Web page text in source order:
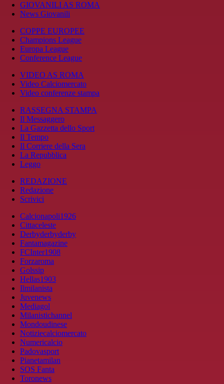
GIOVANILI AS ROMA
News Giovanili
COPPE EUROPEE
Champions League
Europa League
Conference League
VIDEO AS ROMA
Video Calciomercato
Video conferenze stampa
RASSEGNA STAMPA
Il Messaggero
La Gazzetta dello Sport
Il Tempo
Il Corriere della Sera
La Repubblica
Leggo
REDAZIONE
Redazione
Scrivici
Calcionapoli1926
Cittaceleste
Derbyderbyderby
Fantamagazine
FCInter1908
Forzaroma
Golssip
Hellas1903
Ilmilanista
Juvenews
Mediagol
Milanistichannel
Mondoudinese
Notiziecalciomercato
Numericalcio
Padovasport
Pianetamilan
SOS Fanta
Toronews